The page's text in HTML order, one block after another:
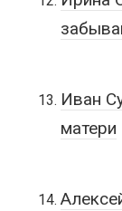
Иван
матери